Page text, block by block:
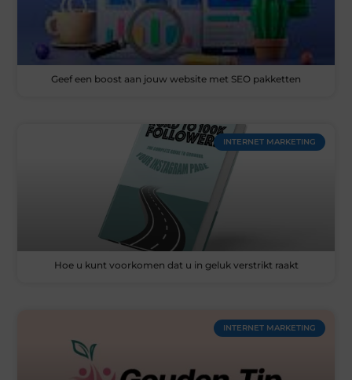
Geef een boost aan jouw website met SEO pakketten
INTERNET MARKETING
Hoe u kunt voorkomen dat u in geluk verstrikt raakt
INTERNET MARKETING